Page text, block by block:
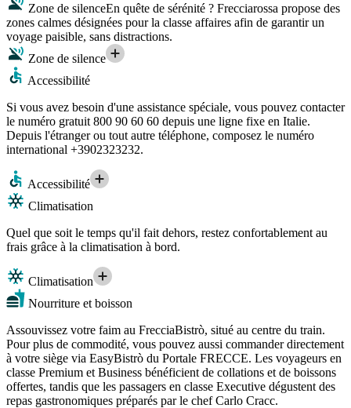
Zone de silenceEn quête de sérénité ? Frecciarossa propose des
zones calmes désignées pour la classe affaires afin de garantir un
voyage paisible, sans distractions.
Zone de silence
Accessibilité
Si vous avez besoin d'une assistance spéciale, vous pouvez contacter
le numéro gratuit 800 90 60 60 depuis une ligne fixe en Italie.
Depuis l'étranger ou tout autre téléphone, composez le numéro
international +3902323232.
Accessibilité
Climatisation
Quel que soit le temps qu'il fait dehors, restez confortablement au
frais grâce à la climatisation à bord.
Climatisation
Nourriture et boisson
Assouvissez votre faim au FrecciaBistrò, situé au centre du train.
Pour plus de commodité, vous pouvez aussi commander directement
à votre siège via EasyBistrò du Portale FRECCE. Les voyageurs en
classe Premium et Business bénéficient de collations et de boissons
offertes, tandis que les passagers en classe Executive dégustent des
repas gastronomiques préparés par le chef Carlo Cracc.